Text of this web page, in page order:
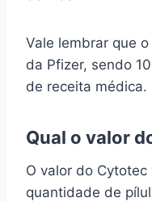
Vale lembrar que
da Pfizer, sendo
de receita médica.
Qual o valor
O valor do
quantidade de